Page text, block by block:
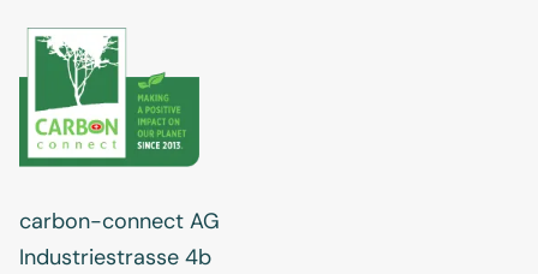
carbon-connect AG
Industriestrasse 4b